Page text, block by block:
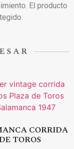
El producto
CORRIDA
TOROS